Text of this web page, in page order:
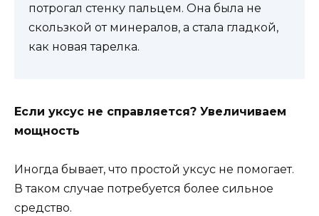
потрогал стенку пальцем. Она была не
скользкой от минералов, а стала гладкой,
как новая тарелка.
Если уксус не справляется? Увеличиваем
мощность
Иногда бывает, что простой уксус не помогает.
В таком случае потребуется более сильное
средство.